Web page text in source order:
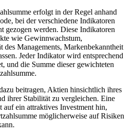
erfolgt in der Regel anhand
bei der verschiedene Indikatoren
gezogen werden. Diese Indikatoren
wie Gewinnwachstum,
Managements, Markenbekanntheit
Jeder Indikator wird entsprechend
und die Summe dieser gewichteten
beitragen, Aktien hinsichtlich ihres
ihrer Stabilität zu vergleichen. Eine
auf ein attraktives Investment hin,
möglicherweise auf Risiken